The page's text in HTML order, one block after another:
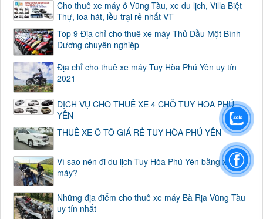
Cho thuê xe máy ở Vũng Tàu, xe du lịch, Villa Biệt
Thự, loa hát, lều trại rẻ nhất VT
Top 9 Địa chỉ cho thuê xe máy Thủ Dầu Một Bình
Dương chuyên nghiệp
Địa chỉ cho thuê xe máy Tuy Hòa Phú Yên uy tín
2021
DỊCH VỤ CHO THUÊ XE 4 CHỖ TUY HÒA PHÚ
YÊN
THUÊ XE Ô TÔ GIÁ RẺ TUY HÒA PHÚ YÊN
Vì sao nên đi du lịch Tuy Hòa Phú Yên bằng xe
máy?
Những địa điểm cho thuê xe máy Bà Rịa Vũng Tàu
uy tín nhất